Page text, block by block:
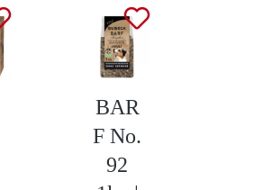
BAR
F No.
92